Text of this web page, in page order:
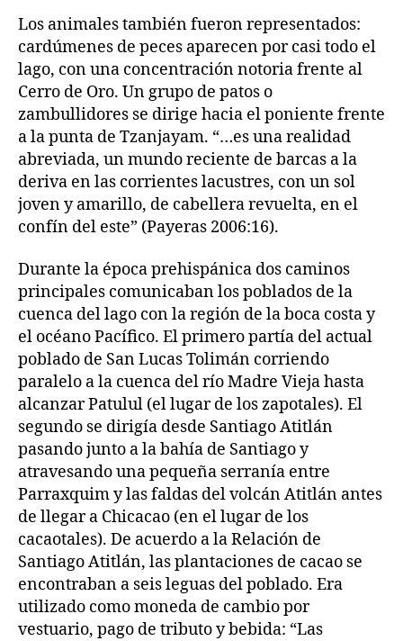
Los animales también fueron representados:
cardúmenes de peces aparecen por casi todo el
lago, con una concentración notoria frente al
Cerro de Oro. Un grupo de patos o
zambullidores se dirige hacia el poniente frente
a la punta de Tzanjayam. “…es una realidad
abreviada, un mundo reciente de barcas a la
deriva en las corrientes lacustres, con un sol
joven y amarillo, de cabellera revuelta, en el
confín del este” (Payeras 2006:16).
Durante la época prehispánica dos caminos
principales comunicaban los poblados de la
cuenca del lago con la región de la boca costa y
el océano Pacífico. El primero partía del actual
poblado de San Lucas Tolimán corriendo
paralelo a la cuenca del río Madre Vieja hasta
alcanzar Patulul (el lugar de los zapotales). El
segundo se dirigía desde Santiago Atitlán
pasando junto a la bahía de Santiago y
atravesando una pequeña serranía entre
Parraxquim y las faldas del volcán Atitlán antes
de llegar a Chicacao (en el lugar de los
cacaotales). De acuerdo a la Relación de
Santiago Atitlán, las plantaciones de cacao se
encontraban a seis leguas del poblado. Era
utilizado como moneda de cambio por
vestuario, pago de tributo y bebida: “Las